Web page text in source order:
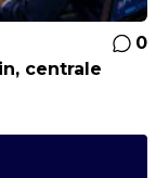
0
centrale